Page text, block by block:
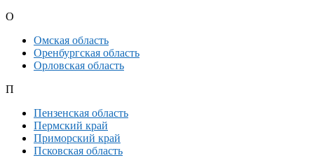
О
Омская область
Оренбургская область
Орловская область
П
Пензенская область
Пермский край
Приморский край
Псковская область